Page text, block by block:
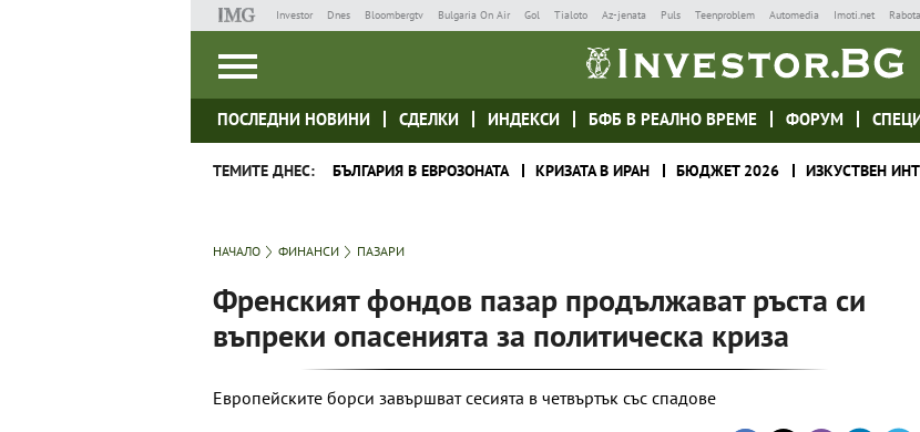
Investor Dnes Bloombergtv Bulgaria On Air Gol Tialoto Az-jenata Puls Teenproblem Automedia Imoti.net Rabota
ПОСЛЕДНИ НОВИНИ СДЕЛКИ ИНДЕКСИ БФБ В РЕАЛНО ВРЕМЕ ФОРУМ
ТЕМИТЕ ДНЕС: БЪЛГАРИЯ В ЕВРОЗОНАТА КРИЗАТА В ИРАН БЮДЖЕТ 2026 ИЗКУСТВЕН
НАЧАЛО ФИНАНСИ ПАЗАРИ
Френският фондов пазар продължават ръста си
въпреки опасенията за политическа криза
Европейските борси завършват сесията в четвъртък със спадове